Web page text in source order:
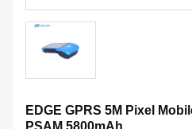
EDGE GPRS 5M Pixel